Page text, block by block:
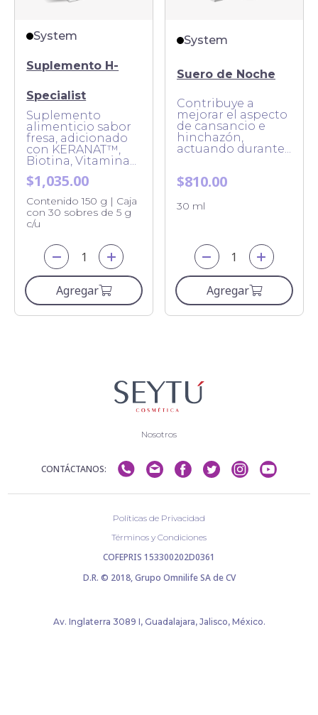
System
Suplemento H-
Specialist
Suplemento
alimenticio sabor
fresa, adicionado
con KERANAT™,
Biotina, Vitamina...
$1,035.00
Contenido 150 g | Caja
con 30 sobres de 5 g
c/u
Agregar
System
Suero de Noche
Contribuye a
mejorar el aspecto
de cansancio e
hinchazón,
actuando durante...
$810.00
30 ml
Agregar
Nosotros
CONTÁCTANOS:
Políticas de Privacidad
Términos y Condiciones
COFEPRIS 153300202D0361
D.R. © 2018, Grupo Omnilife SA de CV
Av. Inglaterra 3089 I, Guadalajara, Jalisco, México.